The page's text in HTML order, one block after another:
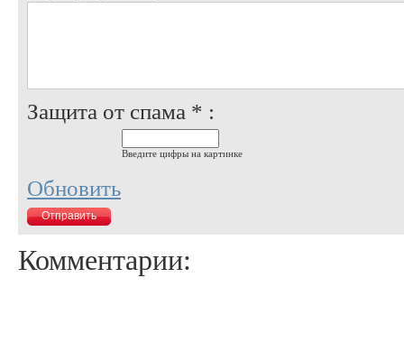
Защита от спама * :
Введите цифры на картинке
Обновить
Комментарии: